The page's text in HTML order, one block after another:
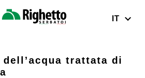
Righetto
IT
trattata di